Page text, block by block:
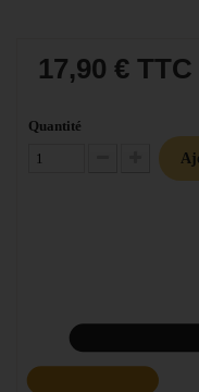
17,90 € TTC
Quantité
Diminuer la
Augmenter